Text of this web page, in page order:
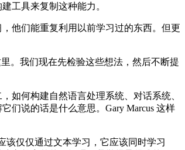
工具来复制这种能力。
他们能重复利用以前学习过的东西。但更
。我们现在先检验这些想法，然后不断提
何构建自然语言处理系统、对话系统、
们说的话是什么意思。Gary Marcus 这样
该仅仅通过文本学习，它应该同时学习